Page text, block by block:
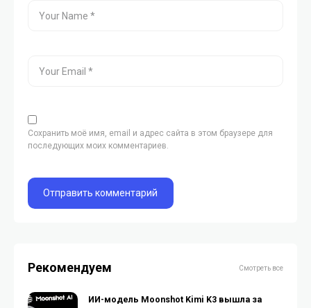
Сохранить моё имя, email и адрес сайта в этом браузере для
последующих моих комментариев.
Рекомендуем Смотреть все
ИИ-модель Moonshot Kimi K3 вышла за